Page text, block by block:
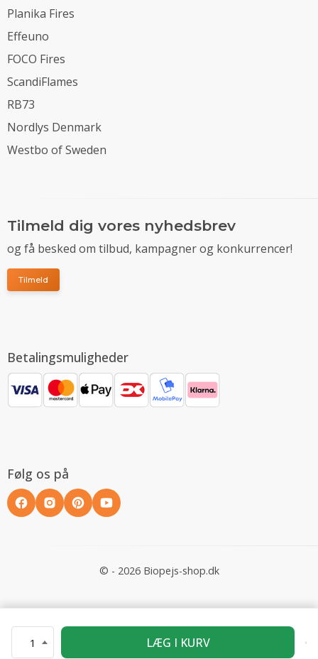
1 LÆG I KURV
Planika Fires
Effeuno
FOCO Fires
ScandiFlames
RB73
Nordlys Denmark
Westbo of Sweden
Tilmeld dig vores nyhedsbrev
og få besked om tilbud, kampagner og konkurrencer!
Tilmeld
Betalingsmuligheder
Følg os på
© - 2026 Biopejs-shop.dk